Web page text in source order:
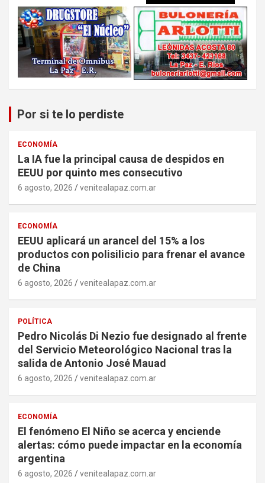
Por si te lo perdiste
ECONOMÍA
La IA fue la principal causa de despidos en
EEUU por quinto mes consecutivo
6 agosto, 2026 venitealapaz.com.ar
ECONOMÍA
EEUU aplicará un arancel del 15% a los
productos con polisilicio para frenar el avance
de China
6 agosto, 2026 venitealapaz.com.ar
POLÍTICA
Pedro Nicolás Di Nezio fue designado al frente
del Servicio Meteorológico Nacional tras la
salida de Antonio José Mauad
6 agosto, 2026 venitealapaz.com.ar
ECONOMÍA
El fenómeno El Niño se acerca y enciende
alertas: cómo puede impactar en la economía
argentina
6 agosto, 2026 venitealapaz.com.ar